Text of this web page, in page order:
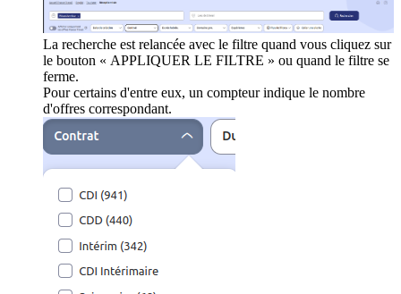
La recherche est relancée avec le filtre quand vous cliquez sur
le bouton « APPLIQUER LE FILTRE » ou quand le filtre se
ferme.
Pour certains d'entre eux, un compteur indique le nombre
d'offres correspondant.